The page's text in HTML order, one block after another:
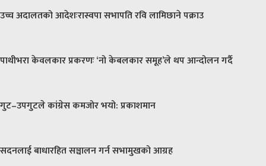
उच्च अदालतको आदेशःरास्वपा सभापति रवि लामिछाने पक्राउ
पाथीभरा केवलकार प्रकरणः ‘नो केबलकार समूह’ले थप आन्दोलन गर्दै
गुट–उपगुटले कांग्रेस कमजोर भयो: प्रकाशमान
सदनलाई बाधारहित सञ्चालन गर्न सभामुखको आग्रह